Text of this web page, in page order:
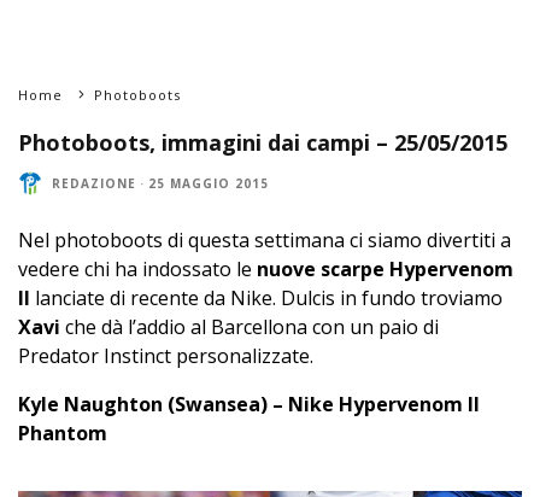
Home Photoboots
Photoboots, immagini dai campi – 25/05/2015
REDAZIONE · 25 MAGGIO 2015
Nel photoboots di questa settimana ci siamo divertiti a
vedere chi ha indossato le nuove scarpe Hypervenom
II lanciate di recente da Nike. Dulcis in fundo troviamo
Xavi che dà l’addio al Barcellona con un paio di
Predator Instinct personalizzate.
Kyle Naughton (Swansea) – Nike Hypervenom II
Phantom